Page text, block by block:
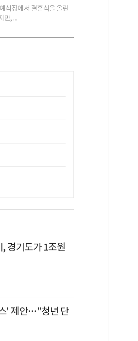
식장에서 결혼식을 올린
만, ...
경기도가 1조원
' 제안…"청년 단